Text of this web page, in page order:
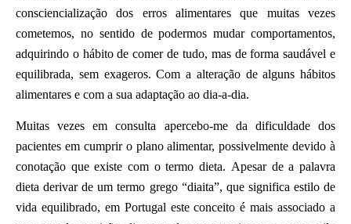
consciencialização dos erros alimentares que muitas vezes
cometemos, no sentido de podermos mudar comportamentos,
adquirindo o hábito de comer de tudo, mas de forma saudável e
equilibrada, sem exageros. Com a alteração de alguns hábitos
alimentares e com a sua adaptação ao dia-a-dia.
Muitas vezes em consulta apercebo-me da dificuldade dos
pacientes em cumprir o plano alimentar, possivelmente devido à
conotação que existe com o termo dieta. Apesar de a palavra
dieta derivar de um termo grego “diaita”, que significa estilo de
vida equilibrado, em Portugal este conceito é mais associado a